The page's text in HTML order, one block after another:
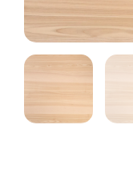
Bois rabotés
Cav(in)wood
Découpe laser
Accessoires